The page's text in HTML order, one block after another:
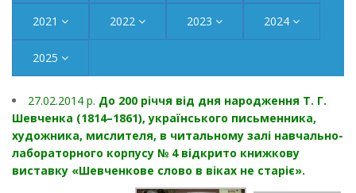
2021 2022 2023 2024
2025
27.02.2014 p. До 200 річчя від дня народження Т. Г.
Шевченка (1814–1861), українського письменника,
художника, мислителя, в читальному залі навчально-
лабораторного корпусу № 4 відкрито книжкову
виставку «Шевченкове слово в віках не старіє».